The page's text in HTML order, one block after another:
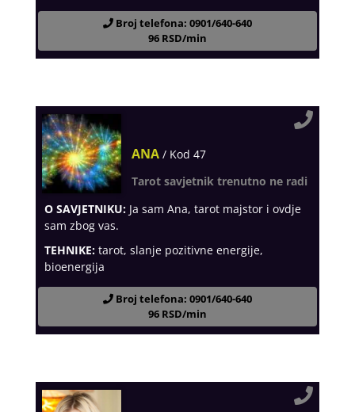
Broj telefona: 0901/640-640
96 RSD/min
ANA / Kod 47
Tarot savjetnik trenutno ne radi
O SAVJETNIKU:Ja sam Ana, tarot majstor i ovdje
sam zbog vas.
TEHNIKE:tarot, slanje pozitivne energije,
bioenergija
Broj telefona: 0901/640-640
96 RSD/min